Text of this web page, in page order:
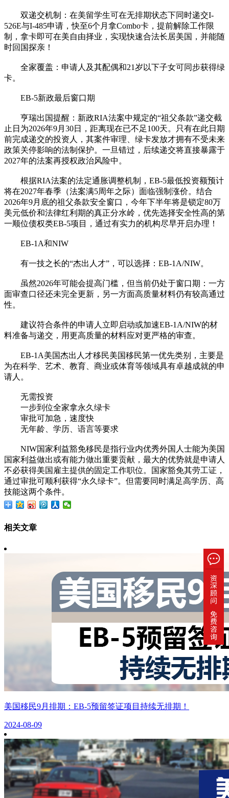
双递交机制：在美留学生可在无排期状态下同时递交I-
526E与I-485申请，快至6个月拿Combo卡，提前解除工作限
制，拿卡即可在美自由择业，实现快速合法长居美国，并能随
时回国探亲！
全家覆盖：申请人及其配偶和21岁以下子女可同步获得绿
卡。
EB-5新政最后窗口期
亨瑞出国提醒：新政RIA法案中规定的“祖父条款”递交截
止日为2026年9月30日，距离现在已不足100天。只有在此日期
前完成递交的投资人，其案件审理、绿卡发放才拥有不受未来
政策关停影响的法制保护。一旦错过，后续递交将直接暴露于
2027年的法案再授权政治风险中。
根据RIA法案的法定通胀调整机制，EB-5最低投资额预计
将在2027年春季（法案满5周年之际）面临强制涨价。结合
2026年9月底的祖父条款安全窗口，今年下半年将是锁定80万
美元低价和法律红利期的真正分水岭，优先选择安全性高的第
一顺位债权类EB-5项目，通过有实力的机构尽早开启办理！
EB-1A和NIW
有一技之长的“杰出人才”，可以选择：EB-1A/NIW。
虽然2026年可能会提高门槛，但当前仍处于窗口期：一方
面审查口径还未完全更新，另一方面高质量材料仍有较高通过
性。
建议符合条件的申请人立即启动或加速EB-1A/NIW的材
料准备与递交，用更高质量的材料应对更严格的审查。
EB-1A美国杰出人才移民美国移民第一优先类别，主要是
为在科学、艺术、教育、商业或体育等领域具有卓越成就的申
请人。
无需投资
一步到位全家拿永久绿卡
审批可加急，速度快
无年龄、学历、语言等要求
NIW国家利益豁免移民是指行业内优秀外国人士能为美国
国家利益做出或有能力做出重要贡献，最大的优势就是申请人
不必获得美国雇主提供的固定工作职位。国家豁免其劳工证，
通过审批可顺利获得“永久绿卡”。但需要同时满足高学历、高
技能这两个条件。
相关文章
美国移民9月排期：EB-5预留签证项目持续无排期！
2024-08-09